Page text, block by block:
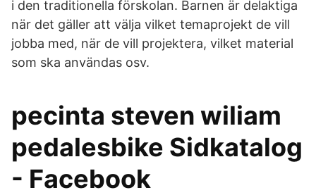
i den traditionella förskolan. Barnen är delaktiga
när det gäller att välja vilket temaprojekt de vill
jobba med, när de vill projektera, vilket material
som ska användas osv.
pecinta steven wiliam
pedalesbike Sidkatalog
- Facebook